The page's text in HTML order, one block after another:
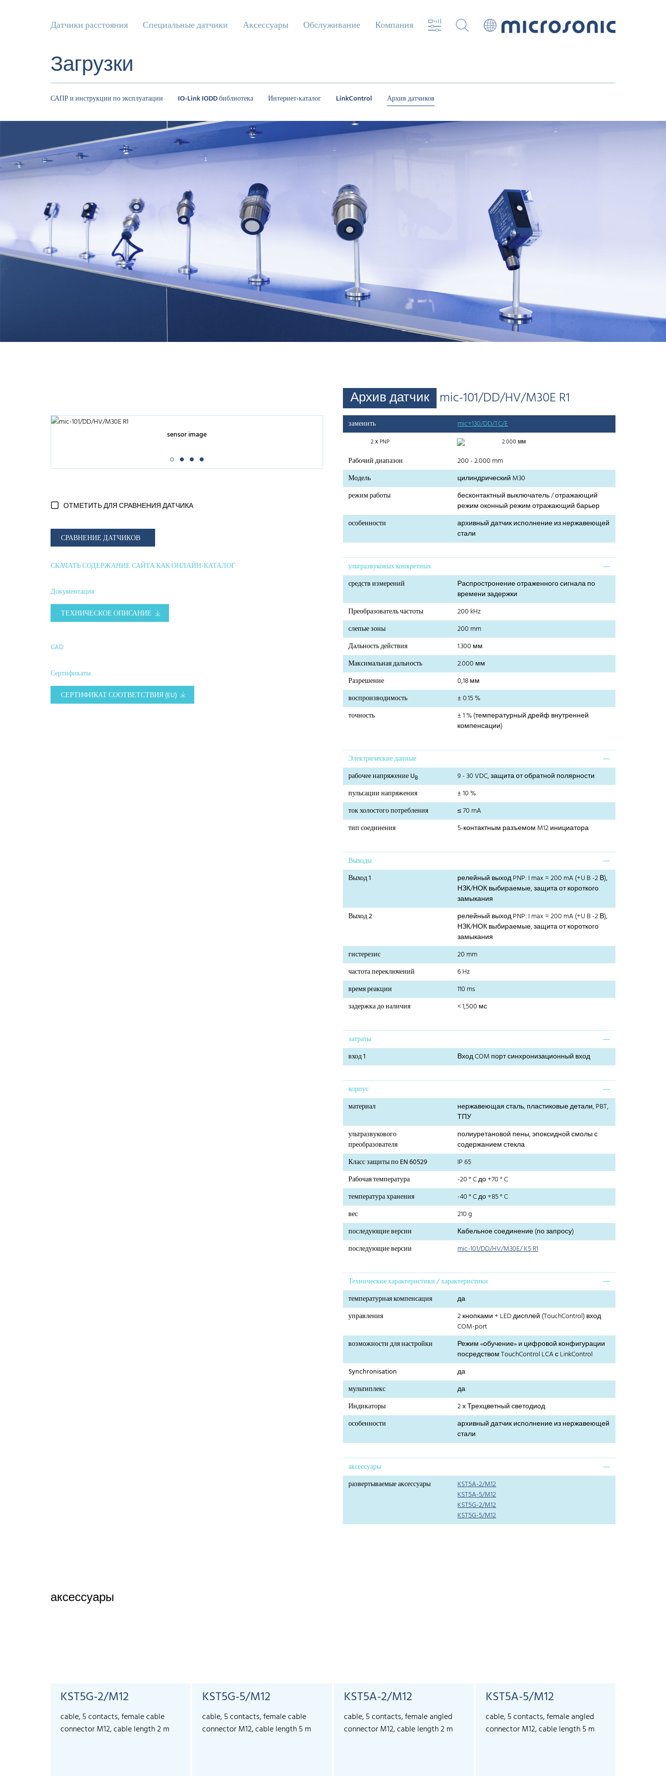
Датчики расстояния Специальные датчики Аксессуары Обслуживание Компания
Загрузки
САПР и инструкции по эксплуатации IO-Link IODD библиотека Интернет-каталог LinkControl Архив датчиков
Архив датчик mic-101/DD/HV/M30E R1
sensor image
ОТМЕТИТЬ ДЛЯ СРАВНЕНИЯ ДАТЧИКА
СРАВНЕНИЕ ДАТЧИКОВ
СКАЧАТЬ СОДЕРЖАНИЕ САЙТА КАК ОНЛАЙН-КАТАЛОГ
Документация
ТЕХНИЧЕСКОЕ ОПИСАНИЕ
CAD
Сертификаты
СЕРТИФИКАТ СООТВЕТСТВИЯ (EU)
заменить mic+130/DD/TC/E
2 х PNP 2.000 мм
Рабочий диапазон
200 - 2.000 mm
Модель
цилиндрический M30
режим работы
бесконтактный выключатель / отражающий
режим оконный режим отражающий барьер
особенности
архивный датчик исполнение из нержавеющей
стали
ультразвуковых конкретных
средств измерений
Распростронение отраженного сигнала по
времени задержки
Преобразователь частоты
200 kHz
слепые зоны
200 mm
Дальность действия
1.300 мм
Максимальная дальность
2.000 мм
Разрешение
0,18 мм
воспроизводимость
± 0.15 %
точность
± 1 % (температурный дрейф внутренней
компенсации)
Электрические данные
рабочее напряжение UB
9 - 30 VDC, защита от обратной полярности
пульсации напряжения
± 10 %
ток холостого потребления
≤ 70 mA
тип соединения
5-контактным разъемом M12 инициатора
Выходы
Выход 1
релейный выход PNP: I max = 200 mA (+U B -2 В),
НЗК/НОК выбираемые, защита от короткого
замыкания
Выход 2
релейный выход PNP: I max = 200 mA (+U B -2 В),
НЗК/НОК выбираемые, защита от короткого
замыкания
гистерезис
20 mm
частота переключений
6 Hz
время реакции
110 ms
задержка до наличия
< 1,500 мс
затраты
вход 1
Вход COM порт синхронизационный вход
корпус
материал
нержавеющая сталь, пластиковые детали, PBT,
ТПУ
ультразвукового
преобразователя
полиуретановой пены, эпоксидной смолы с
содержанием стекла
Класс защиты по EN 60529
IP 65
Рабочая температура
-20 ° C до +70 ° C
температура хранения
-40 ° C до +85 ° C
вес
210 g
последующие версии
Кабельное соединение (по запросу)
последующие версии
mic-101/DD/HV/M30E/ K5 R1
Технические характеристики / характеристики
температурная компенсация
да
управления
2 кнопками + LED дисплей (TouchControl) вход
COM-port
возможности для настройки
Режим «обучение» и цифровой конфигурации
посредством TouchControl LCA с LinkControl
Synchronisation
да
мультиплекс
да
Индикаторы
2 х Трехцветный светодиод
особенности
архивный датчик исполнение из нержавеющей
стали
аксессуары
развертываемые аксессуары
KST5A-2/M12
KST5A-5/M12
KST5G-2/M12
KST5G-5/M12
аксессуары
KST5G-2/M12
cable, 5 contacts, female cable
connector M12, cable length 2 m
KST5G-5/M12
cable, 5 contacts, female cable
connector M12, cable length 5 m
KST5A-2/M12
cable, 5 contacts, female angled
connector M12, cable length 2 m
KST5A-5/M12
cable, 5 contacts, female angled
connector M12, cable length 5 m